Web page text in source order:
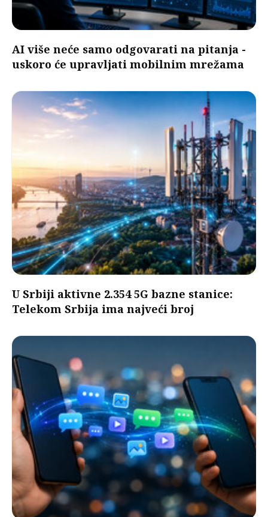
AI više neće samo odgovarati na pitanja -
uskoro će upravljati mobilnim mrežama
U Srbiji aktivne 2.354 5G bazne stanice:
Telekom Srbija ima najveći broj